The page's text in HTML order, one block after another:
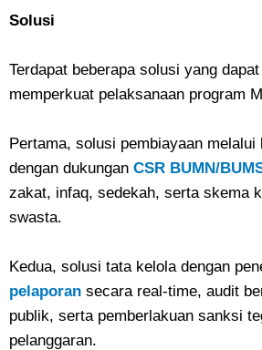
Solusi
Terdapat beberapa solusi yang
memperkuat pelaksanaan program
Pertama, solusi pembiayaan melalui
dengan dukungan CSR BUMN/
zakat, infaq, sedekah, serta skema
swasta.
Kedua, solusi tata kelola dengan
pelaporan secara real-time, audit
publik, serta pemberlakuan sanksi
pelanggaran.